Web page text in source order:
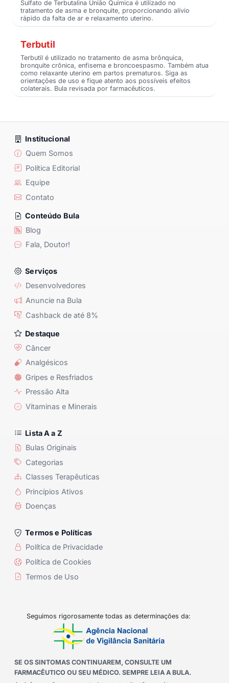
Sulfato de Terbutalina União Química é utilizado no
tratamento de asma e bronquite, proporcionando alívio
rápido da falta de ar e relaxamento uterino.
Terbutil
Terbutil é utilizado no tratamento de asma brônquica,
bronquite crônica, enfisema e broncoespasmo. Também atua
como relaxante uterino em partos prematuros. Siga as
orientações de uso e fique atento aos possíveis efeitos
colaterais. Bula revisada por farmacêuticos.
Institucional
Quem Somos
Política Editorial
Equipe
Contato
Conteúdo Bula
Blog
Fala, Doutor!
Serviços
Desenvolvedores
Anuncie na Bula
Cashback de até 8%
Destaque
Câncer
Analgésicos
Gripes e Resfriados
Pressão Alta
Vitaminas e Minerais
Lista A a Z
Bulas Originais
Categorias
Classes Terapêuticas
Princípios Ativos
Doenças
Termos e Políticas
Política de Privacidade
Política de Cookies
Termos de Uso
Seguimos rigorosamente todas as determinações da:
SE OS SINTOMAS CONTINUAREM, CONSULTE UM
FARMACÊUTICO OU SEU MÉDICO. SEMPRE LEIA A BULA.